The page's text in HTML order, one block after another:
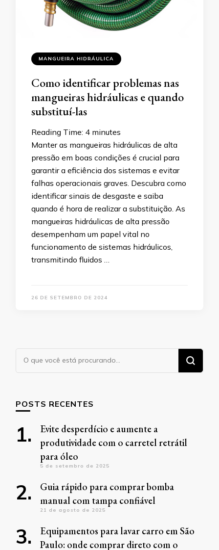
MANGUEIRA HIDRÁULICA
Como identificar problemas nas
mangueiras hidráulicas e quando
substituí-las
Reading Time: 4 minutes
Manter as mangueiras hidráulicas de alta
pressão em boas condições é crucial para
garantir a eficiência dos sistemas e evitar
falhas operacionais graves. Descubra como
identificar sinais de desgaste e saiba
quando é hora de realizar a substituição. As
mangueiras hidráulicas de alta pressão
desempenham um papel vital no
funcionamento de sistemas hidráulicos,
transmitindo fluidos …
26 DE SETEMBRO DE 2024
Procurando
algo?
POSTS RECENTES
Evite desperdício e aumente a
produtividade com o carretel retrátil
para óleo
5 de setembro de 2025
Guia rápido para comprar bomba
manual com tampa confiável
21 de agosto de 2025
Equipamentos para lavar carro em São
Paulo: onde comprar direto com o